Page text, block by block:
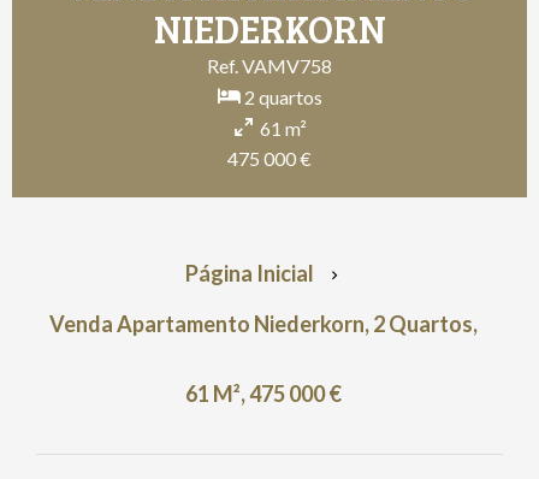
NIEDERKORN
Ref. VAMV758
2 quartos
61 m²
475 000 €
Página Inicial
Venda Apartamento Niederkorn, 2 Quartos,
61 M², 475 000 €